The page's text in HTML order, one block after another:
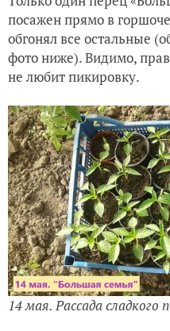
посажен прямо в
обгонял все остальные
фото ниже). Видимо,
не любит пикировку.
14 мая. Рассада сладкого